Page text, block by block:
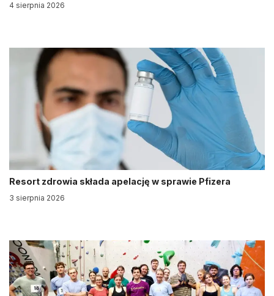
4 sierpnia 2026
Resort zdrowia składa apelację w sprawie Pfizera
3 sierpnia 2026